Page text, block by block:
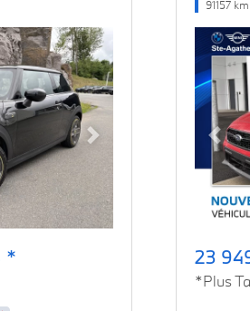
Next
*
91157 km
23
*Plus